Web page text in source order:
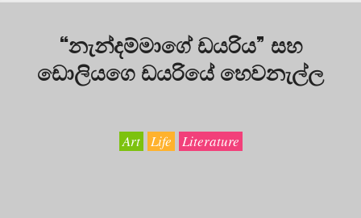
“නැන්දම්මාගේ ඩයරිය” සහ
ඩොලියගෙ ඩයරියේ හෙවනැල්ල
Art Life Literature